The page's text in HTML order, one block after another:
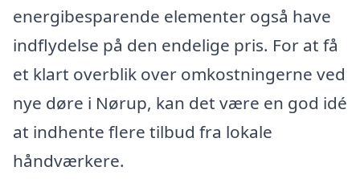
energibesparende elementer også have
indflydelse på den endelige pris. For at få
et klart overblik over omkostningerne ved
nye døre i Nørup, kan det være en god idé
at indhente flere tilbud fra lokale
håndværkere.